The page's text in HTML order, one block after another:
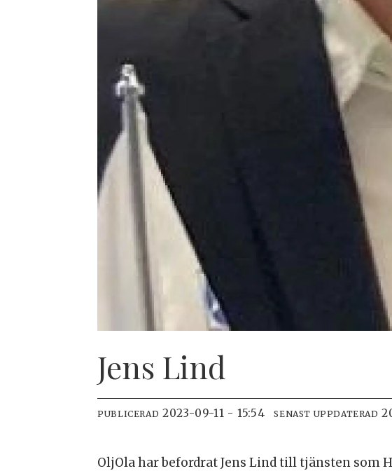
Jens Lind
PUBLICERAD 2023-09-11 - 15:54 SENAST UPPDATERAD
OljOla har befordrat Jens Lind till tjänsten som